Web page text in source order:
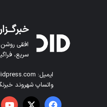
افقی روشن
سریع،
ایمیل: info@didpress.com
واتساپ شهروند خبرنگار:
فیس بوک X